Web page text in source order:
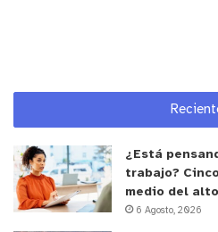
Roberto Bustamante
viaje busca no solo premiar
sino también abrir
aprendizaje y fortalecer la
¿Está
trabajo?
medio del
6 Agosto, 2026